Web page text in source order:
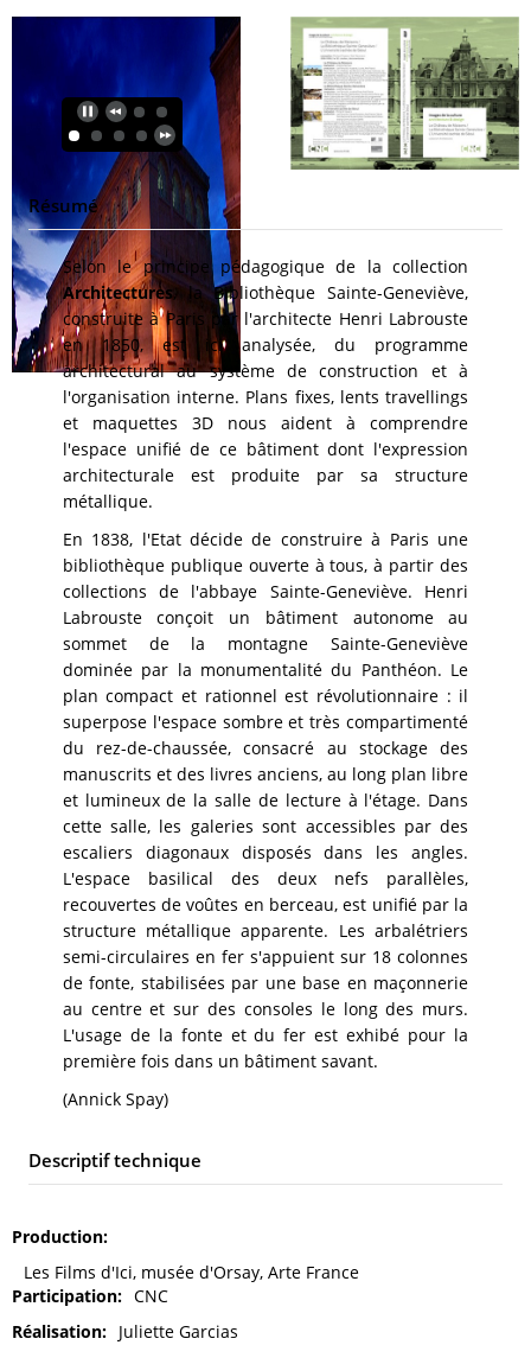
Résumé
Selon le principe pédagogique de la collection
Architectures, la Bibliothèque Sainte-Geneviève,
construite à Paris par l'architecte Henri Labrouste
en 1850, est ici analysée, du programme
architectural au système de construction et à
l'organisation interne. Plans fixes, lents travellings
et maquettes 3D nous aident à comprendre
l'espace unifié de ce bâtiment dont l'expression
architecturale est produite par sa structure
métallique.
En 1838, l'Etat décide de construire à Paris une
bibliothèque publique ouverte à tous, à partir des
collections de l'abbaye Sainte-Geneviève. Henri
Labrouste conçoit un bâtiment autonome au
sommet de la montagne Sainte-Geneviève
dominée par la monumentalité du Panthéon. Le
plan compact et rationnel est révolutionnaire : il
superpose l'espace sombre et très compartimenté
du rez-de-chaussée, consacré au stockage des
manuscrits et des livres anciens, au long plan libre
et lumineux de la salle de lecture à l'étage. Dans
cette salle, les galeries sont accessibles par des
escaliers diagonaux disposés dans les angles.
L'espace basilical des deux nefs parallèles,
recouvertes de voûtes en berceau, est unifié par la
structure métallique apparente. Les arbalétriers
semi-circulaires en fer s'appuient sur 18 colonnes
de fonte, stabilisées par une base en maçonnerie
au centre et sur des consoles le long des murs.
L'usage de la fonte et du fer est exhibé pour la
première fois dans un bâtiment savant.
(Annick Spay)
Descriptif technique
Production
Les Films d'Ici, musée d'Orsay, Arte France
Participation
CNC
Réalisation
Juliette Garcias